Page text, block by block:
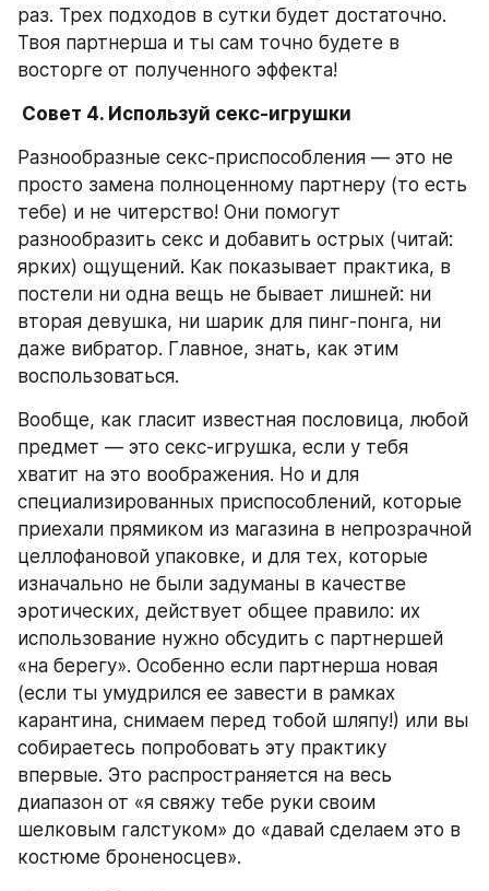
раз. Трех подходов в сутки будет достаточно.
Твоя партнерша и ты сам точно будете в
восторге от полученного эффекта!
Совет 4. Используй секс-игрушки
Разнообразные секс-приспособления — это не
просто замена полноценному партнеру (то есть
тебе) и не читерство! Они помогут
разнообразить секс и добавить острых (читай:
ярких) ощущений. Как показывает практика, в
постели ни одна вещь не бывает лишней: ни
вторая девушка, ни шарик для пинг-понга, ни
даже вибратор. Главное, знать, как этим
воспользоваться.
Вообще, как гласит известная пословица, любой
предмет — это секс-игрушка, если у тебя
хватит на это воображения. Но и для
специализированных приспособлений, которые
приехали прямиком из магазина в непрозрачной
целлофановой упаковке, и для тех, которые
изначально не были задуманы в качестве
эротических, действует общее правило: их
использование нужно обсудить с партнершей
«на берегу». Особенно если партнерша новая
(если ты умудрился ее завести в рамках
карантина, снимаем перед тобой шляпу!) или вы
собираетесь попробовать эту практику
впервые. Это распространяется на весь
диапазон от «я свяжу тебе руки своим
шелковым галстуком» до «давай сделаем это в
костюме броненосцев».